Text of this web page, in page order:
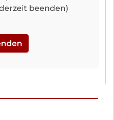
beenden)